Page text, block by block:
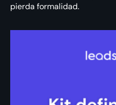
pierda formalidad.